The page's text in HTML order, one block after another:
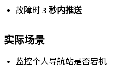
故障时 3 秒内推送
实际场景
监控个人导航站是否宕机